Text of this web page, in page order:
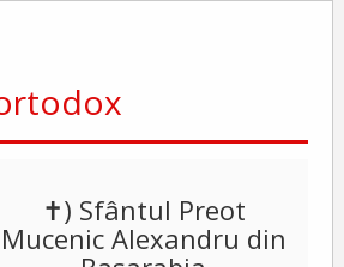
✝) Sfântul Preot
Mucenic Alexandru din